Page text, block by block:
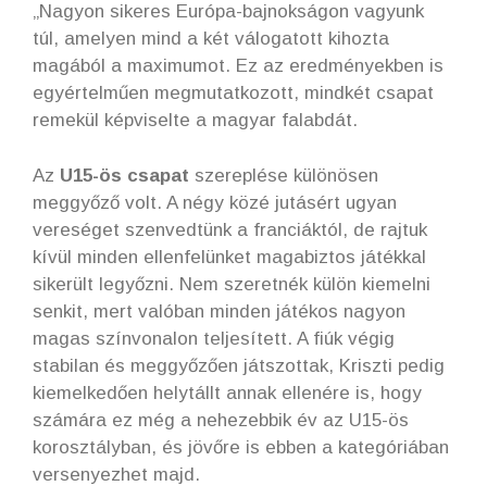
„Nagyon sikeres Európa-bajnokságon vagyunk
túl, amelyen mind a két válogatott kihozta
magából a maximumot. Ez az eredményekben is
egyértelműen megmutatkozott, mindkét csapat
remekül képviselte a magyar falabdát.
Az U15-ös csapat szereplése különösen
meggyőző volt. A négy közé jutásért ugyan
vereséget szenvedtünk a franciáktól, de rajtuk
kívül minden ellenfelünket magabiztos játékkal
sikerült legyőzni. Nem szeretnék külön kiemelni
senkit, mert valóban minden játékos nagyon
magas színvonalon teljesített. A fiúk végig
stabilan és meggyőzően játszottak, Kriszti pedig
kiemelkedően helytállt annak ellenére is, hogy
számára ez még a nehezebbik év az U15-ös
korosztályban, és jövőre is ebben a kategóriában
versenyezhet majd.